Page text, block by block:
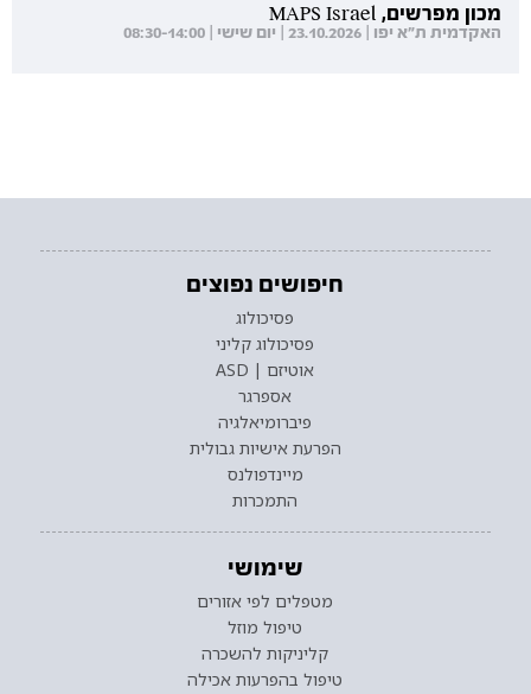
מכון מפרשים, MAPS Israel
האקדמית ת"א יפו | 23.10.2026 | יום שישי | 08:30-14:00
חיפושים נפוצים
פסיכולוג
פסיכולוג קליני
אוטיזם | ASD
אספרגר
פיברומיאלגיה
הפרעת אישיות גבולית
מיינדפולנס
התמכרות
שימושי
מטפלים לפי אזורים
טיפול מוזל
קליניקות להשכרה
טיפול בהפרעות אכילה